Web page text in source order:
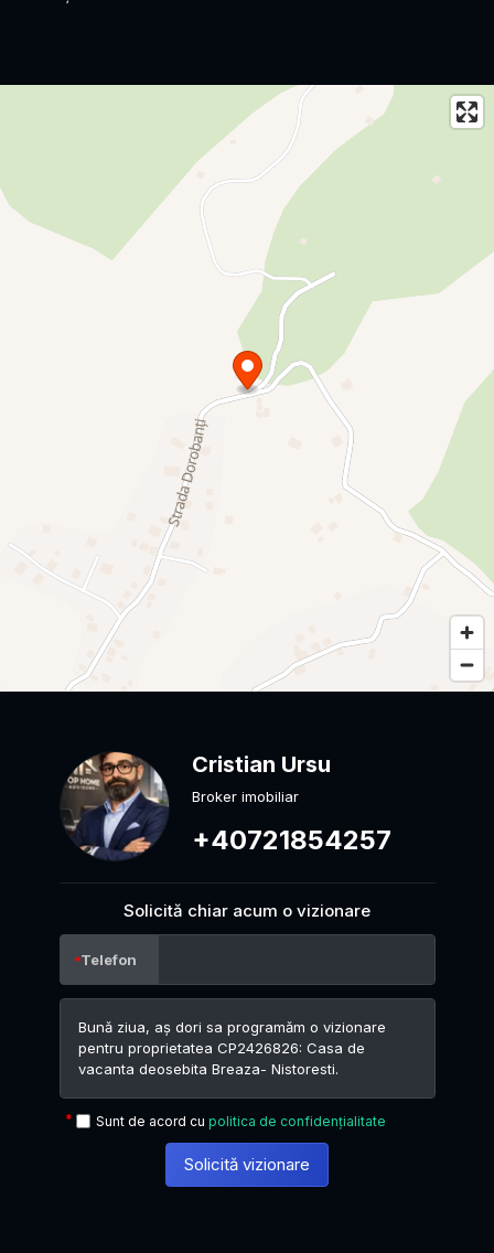
Cristian Ursu
Broker imobiliar
+40721854257
Solicită chiar acum o vizionare
Telefon
Sunt de acord cu politica de confidențialitate
Solicită vizionare